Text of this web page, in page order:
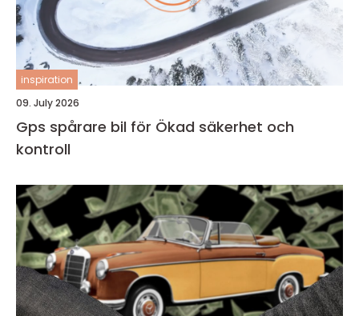
inspiration
09. July 2026
Gps spårare bil för Ökad säkerhet och
kontroll